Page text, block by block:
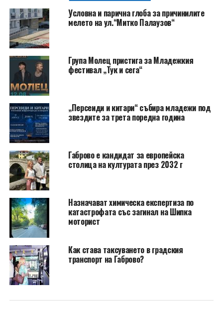
Условна и парична глоба за причинилите
мелето на ул.“Митко Палаузов“
Група Молец пристига за Младежкия
фестивал „Тук и сега“
„Персеиди и китари“ събира младежи под
звездите за трета поредна година
Габрово е кандидат за европейска
столица на културата през 2032 г
Назначават химическа експертиза по
катастрофата със загинал на Шипка
моторист
Как става таксуването в градския
транспорт на Габрово?